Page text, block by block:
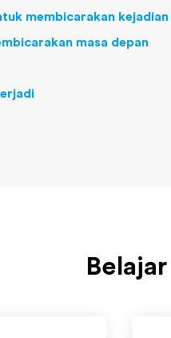
membicarakan
masa depan